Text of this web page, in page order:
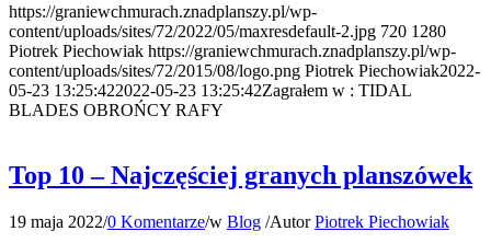
https://graniewchmurach.znadplanszy.pl/wp-
content/uploads/sites/72/2022/05/maxresdefault-2.jpg 720 1280
Piotrek Piechowiak https://graniewchmurach.znadplanszy.pl/wp-
content/uploads/sites/72/2015/08/logo.png Piotrek Piechowiak2022-
05-23 13:25:422022-05-23 13:25:42Zagrałem w : TIDAL
BLADES OBROŃCY RAFY
Top 10 – Najczęściej granych planszówek
19 maja 2022/0 Komentarze/w Blog /AutorPiotrek Piechowiak